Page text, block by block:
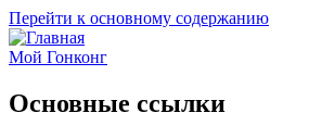
Перейти к основному содержанию
Мой Гонконг
Основные ссылки